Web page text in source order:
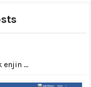
...